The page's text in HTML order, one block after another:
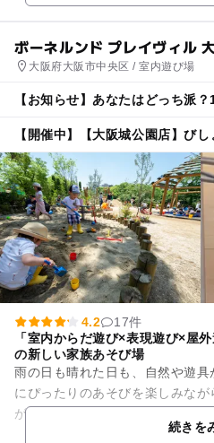
ボーネルンド プレイヴィル
大阪府大阪市中央区 / 室内遊び場
【お知らせ】あなたはどっち派
【開催中】【大阪城公園店】び
4.2
17件
「室内からだ遊び×表現遊び×屋
の新しい家族あそび場
雨の日も晴れた日も、自然や遊
にぴったりのあそびを楽しみな
ができる場所。 毎日の子育てで公園をご利用される方はもちろ
続きを